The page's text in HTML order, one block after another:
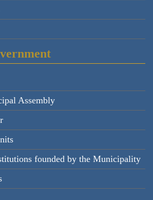
Assembly
founded by the Municipality